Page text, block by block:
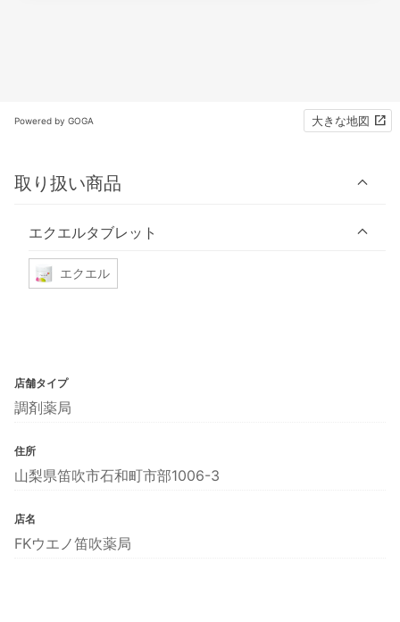
Powered by GOGA 大きな地図
取り扱い商品
エクエルタブレット
エクエル
店舗タイプ
調剤薬局
住所
山梨県笛吹市石和町市部1006-3
店名
FKウエノ笛吹薬局